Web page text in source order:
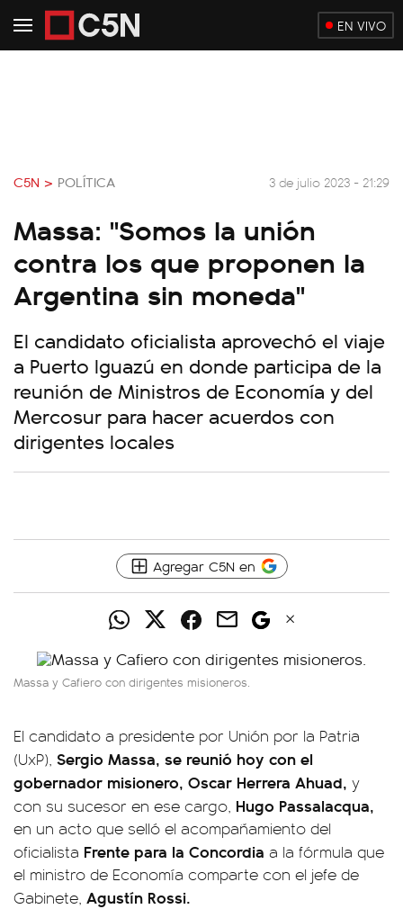
EN VIVO
C5N > POLÍTICA 3 de julio 2023 - 21:29
Massa: "Somos la unión
contra los que proponen la
Argentina sin moneda"
El candidato oficialista aprovechó el viaje
a Puerto Iguazú en donde participa de la
reunión de Ministros de Economía y del
Mercosur para hacer acuerdos con
dirigentes locales
Agregar C5N en
Massa y Cafiero con dirigentes misioneros.
El candidato a presidente por Unión por la Patria
(UxP), Sergio Massa, se reunió hoy con el
gobernador misionero, Oscar Herrera Ahuad, y
con su sucesor en ese cargo, Hugo Passalacqua,
en un acto que selló el acompañamiento del
oficialista Frente para la Concordia a la fórmula que
el ministro de Economía comparte con el jefe de
Gabinete, Agustín Rossi.